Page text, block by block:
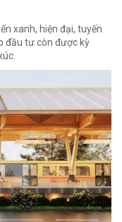
xanh, hiện đại, tuyến
đầu tư còn được kỳ